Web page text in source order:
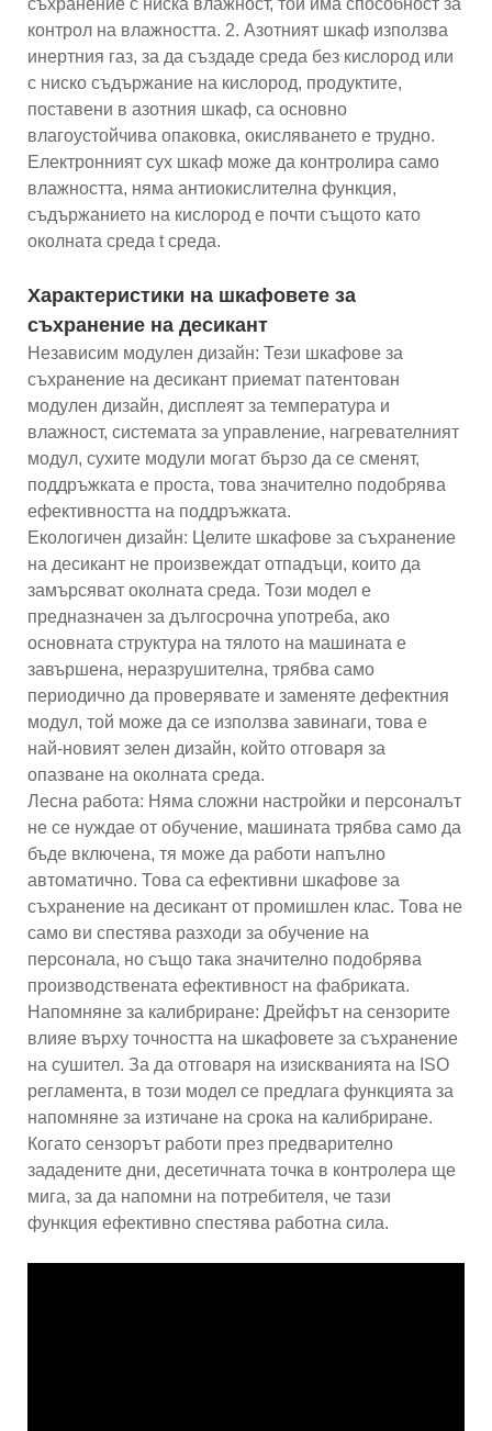
контрол на влажността. 2. Азотният шкаф използва
инертния газ, за ​​да създаде среда без кислород или
с ниско съдържание на кислород, продуктите,
поставени в азотния шкаф, са основно
влагоустойчива опаковка, окисляването е трудно.
Електронният сух шкаф може да контролира само
влажността, няма антиокислителна функция,
съдържанието на кислород е почти същото като
околната среда t среда.
Характеристики на шкафовете за
съхранение на десикант
Независим модулен дизайн: Тези шкафове за
съхранение на десикант приемат патентован
модулен дизайн, дисплеят за температура и
влажност, системата за управление, нагревателният
модул, сухите модули могат бързо да се сменят,
поддръжката е проста, това значително подобрява
ефективността на поддръжката.
Екологичен дизайн: Целите шкафове за съхранение
на десикант не произвеждат отпадъци, които да
замърсяват околната среда. Този модел е
предназначен за дългосрочна употреба, ако
основната структура на тялото на машината е
завършена, неразрушителна, трябва само
периодично да проверявате и заменяте дефектния
модул, той може да се използва завинаги, това е
най-новият зелен дизайн, който отговаря за
опазване на околната среда.
Лесна работа: Няма сложни настройки и персоналът
не се нуждае от обучение, машината трябва само да
бъде включена, тя може да работи напълно
автоматично. Това са ефективни шкафове за
съхранение на десикант от промишлен клас. Това не
само ви спестява разходи за обучение на
персонала, но също така значително подобрява
производствената ефективност на фабриката.
Напомняне за калибриране: Дрейфът на сензорите
влияе върху точността на шкафовете за съхранение
на сушител. За да отговаря на изискванията на ISO
регламента, в този модел се предлага функцията за
напомняне за изтичане на срока на калибриране.
Когато сензорът работи през предварително
зададените дни, десетичната точка в контролера ще
мига, за да напомни на потребителя, че тази
функция ефективно спестява работна сила.